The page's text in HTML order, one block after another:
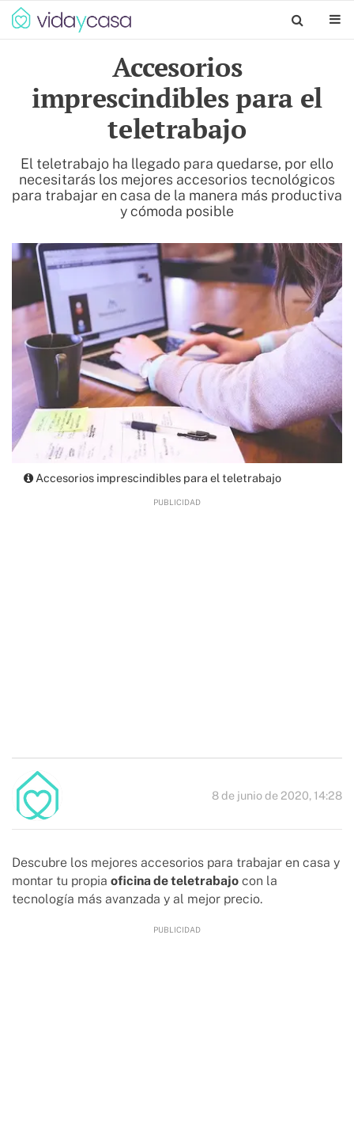
Accesorios
imprescindibles para el
teletrabajo
El teletrabajo ha llegado para quedarse, por ello
necesitarás los mejores accesorios tecnológicos
para trabajar en casa de la manera más productiva
y cómoda posible
Accesorios imprescindibles para el teletrabajo
8 de junio de 2020, 14:28
Descubre los mejores accesorios para trabajar en casa y
montar tu propia oficina de teletrabajo con la
tecnología más avanzada y al mejor precio.